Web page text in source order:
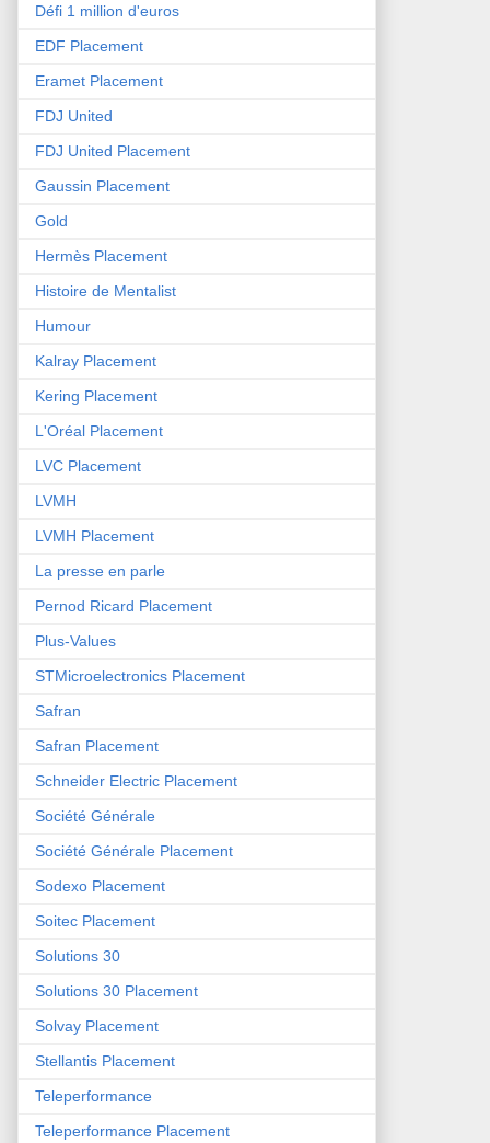
Défi 1 million d'euros
EDF Placement
Eramet Placement
FDJ United
FDJ United Placement
Gaussin Placement
Gold
Hermès Placement
Histoire de Mentalist
Humour
Kalray Placement
Kering Placement
L'Oréal Placement
LVC Placement
LVMH
LVMH Placement
La presse en parle
Pernod Ricard Placement
Plus-Values
STMicroelectronics Placement
Safran
Safran Placement
Schneider Electric Placement
Société Générale
Société Générale Placement
Sodexo Placement
Soitec Placement
Solutions 30
Solutions 30 Placement
Solvay Placement
Stellantis Placement
Teleperformance
Teleperformance Placement